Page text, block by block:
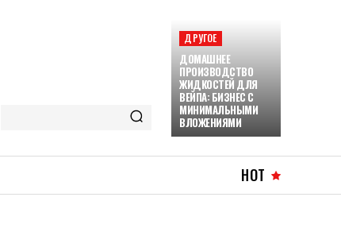
ДРУГОЕ
ДОМАШНЕЕ
ПРОИЗВОДСТВО
ЖИДКОСТЕЙ ДЛЯ
ВЕЙПА: БИЗНЕС С
МИНИМАЛЬНЫМИ
ВЛОЖЕНИЯМИ
HOT